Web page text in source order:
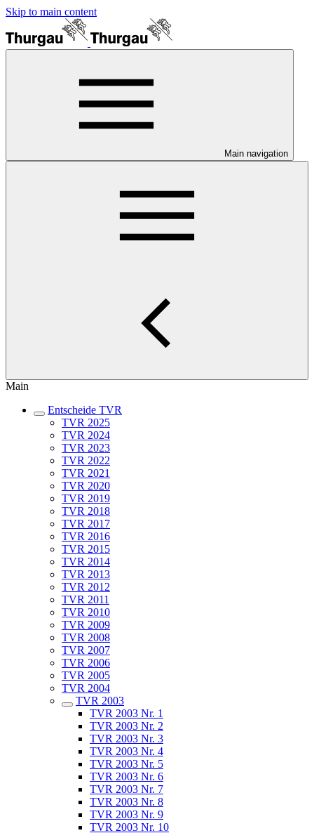
Skip to main content
Main navigation
Main
Entscheide TVR
TVR 2025
TVR 2024
TVR 2023
TVR 2022
TVR 2021
TVR 2020
TVR 2019
TVR 2018
TVR 2017
TVR 2016
TVR 2015
TVR 2014
TVR 2013
TVR 2012
TVR 2011
TVR 2010
TVR 2009
TVR 2008
TVR 2007
TVR 2006
TVR 2005
TVR 2004
TVR 2003
TVR 2003 Nr. 1
TVR 2003 Nr. 2
TVR 2003 Nr. 3
TVR 2003 Nr. 4
TVR 2003 Nr. 5
TVR 2003 Nr. 6
TVR 2003 Nr. 7
TVR 2003 Nr. 8
TVR 2003 Nr. 9
TVR 2003 Nr. 10